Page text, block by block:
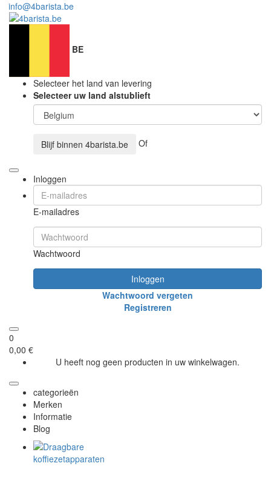
info@4barista.be
BE
Selecteer het land van levering
Selecteer uw land alstublieft
Blijf binnen 4barista.be Of
Inloggen
E-mailadres
Wachtwoord
Inloggen
Wachtwoord vergeten
Registreren
0
0,00 €
U heeft nog geen producten in uw winkelwagen.
categorieën
Merken
Informatie
Blog